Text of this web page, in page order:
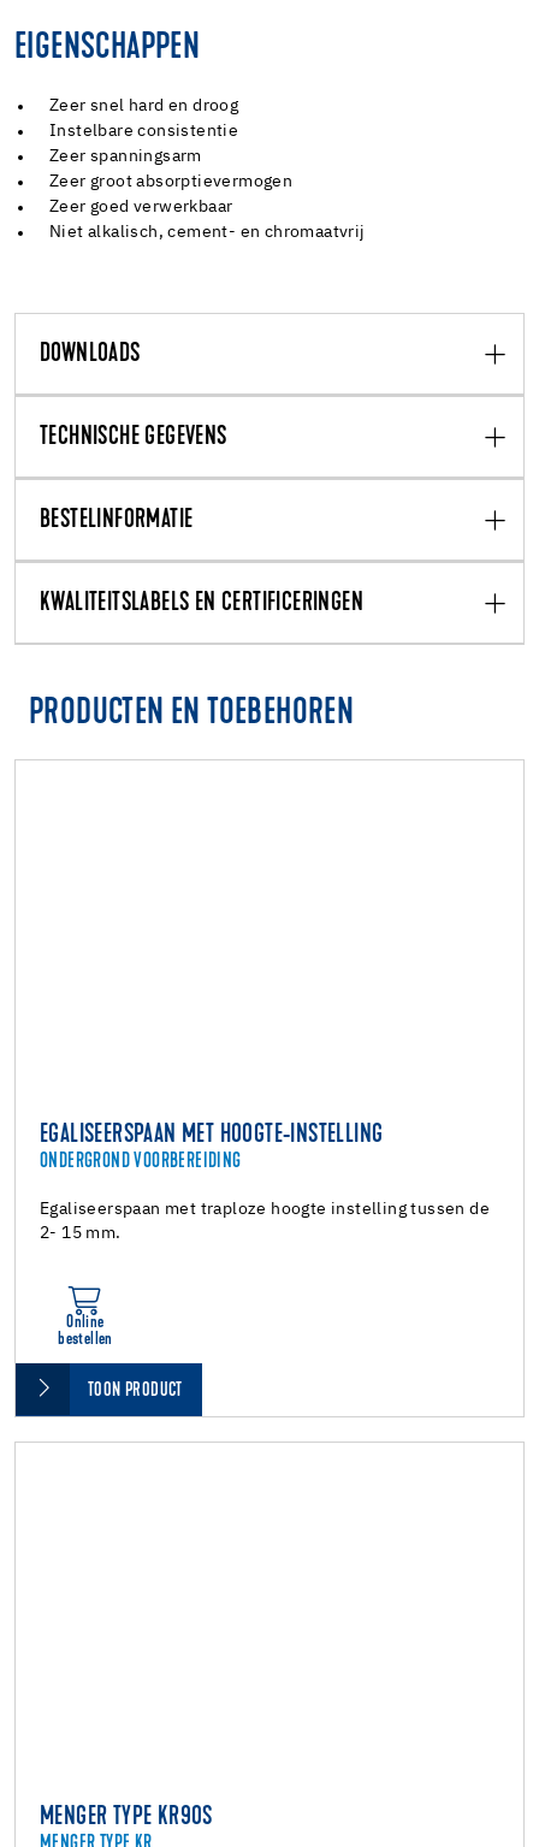
EIGENSCHAPPEN
Zeer snel hard en droog
Instelbare consistentie
Zeer spanningsarm
Zeer groot absorptievermogen
Zeer goed verwerkbaar
Niet alkalisch, cement- en chromaatvrij
DOWNLOADS
TECHNISCHE GEGEVENS
BESTELINFORMATIE
KWALITEITSLABELS EN CERTIFICERINGEN
PRODUCTEN EN TOEBEHOREN
EGALISEERSPAAN MET HOOGTE-INSTELLING
ONDERGROND VOORBEREIDING
Egaliseerspaan met traploze hoogte instelling tussen de
2- 15 mm.
Online
bestellen
TOON PRODUCT
MENGER TYPE KR90S